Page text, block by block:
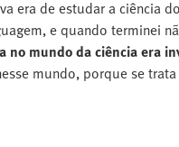
era de estudar a ciência
e quando terminei
no mundo da ciência era
mundo, porque se